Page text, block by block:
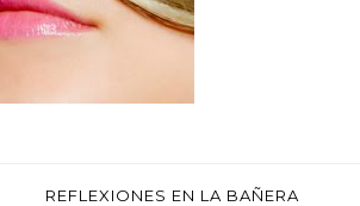
REFLEXIONES EN LA BAÑERA